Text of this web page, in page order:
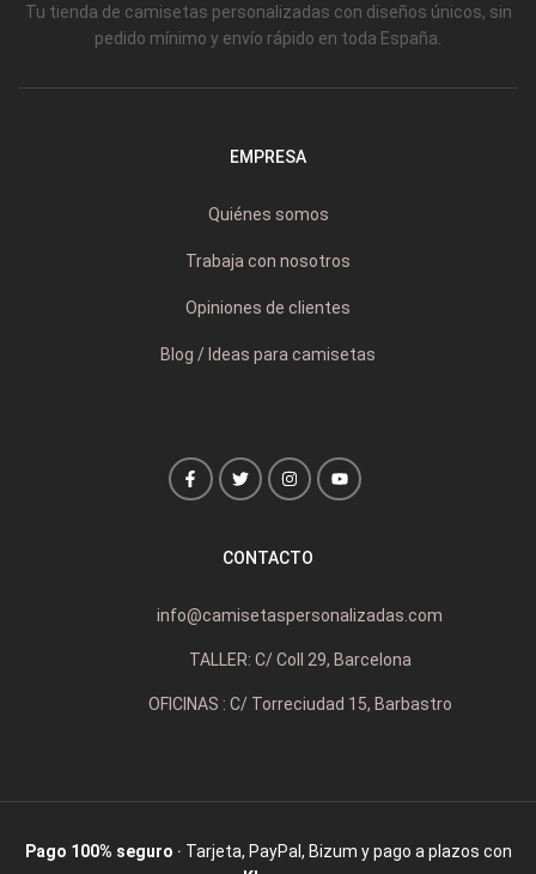
Tu tienda de camisetas personalizadas con diseños únicos, sin
pedido mínimo y envío rápido en toda España.
EMPRESA
Quiénes somos
Trabaja con nosotros
Opiniones de clientes
Blog / Ideas para camisetas
CONTACTO
info@camisetaspersonalizadas.com
TALLER: C/ Coll 29, Barcelona
OFICINAS : C/ Torreciudad 15, Barbastro
Pago 100% seguro · Tarjeta, PayPal, Bizum y pago a plazos con